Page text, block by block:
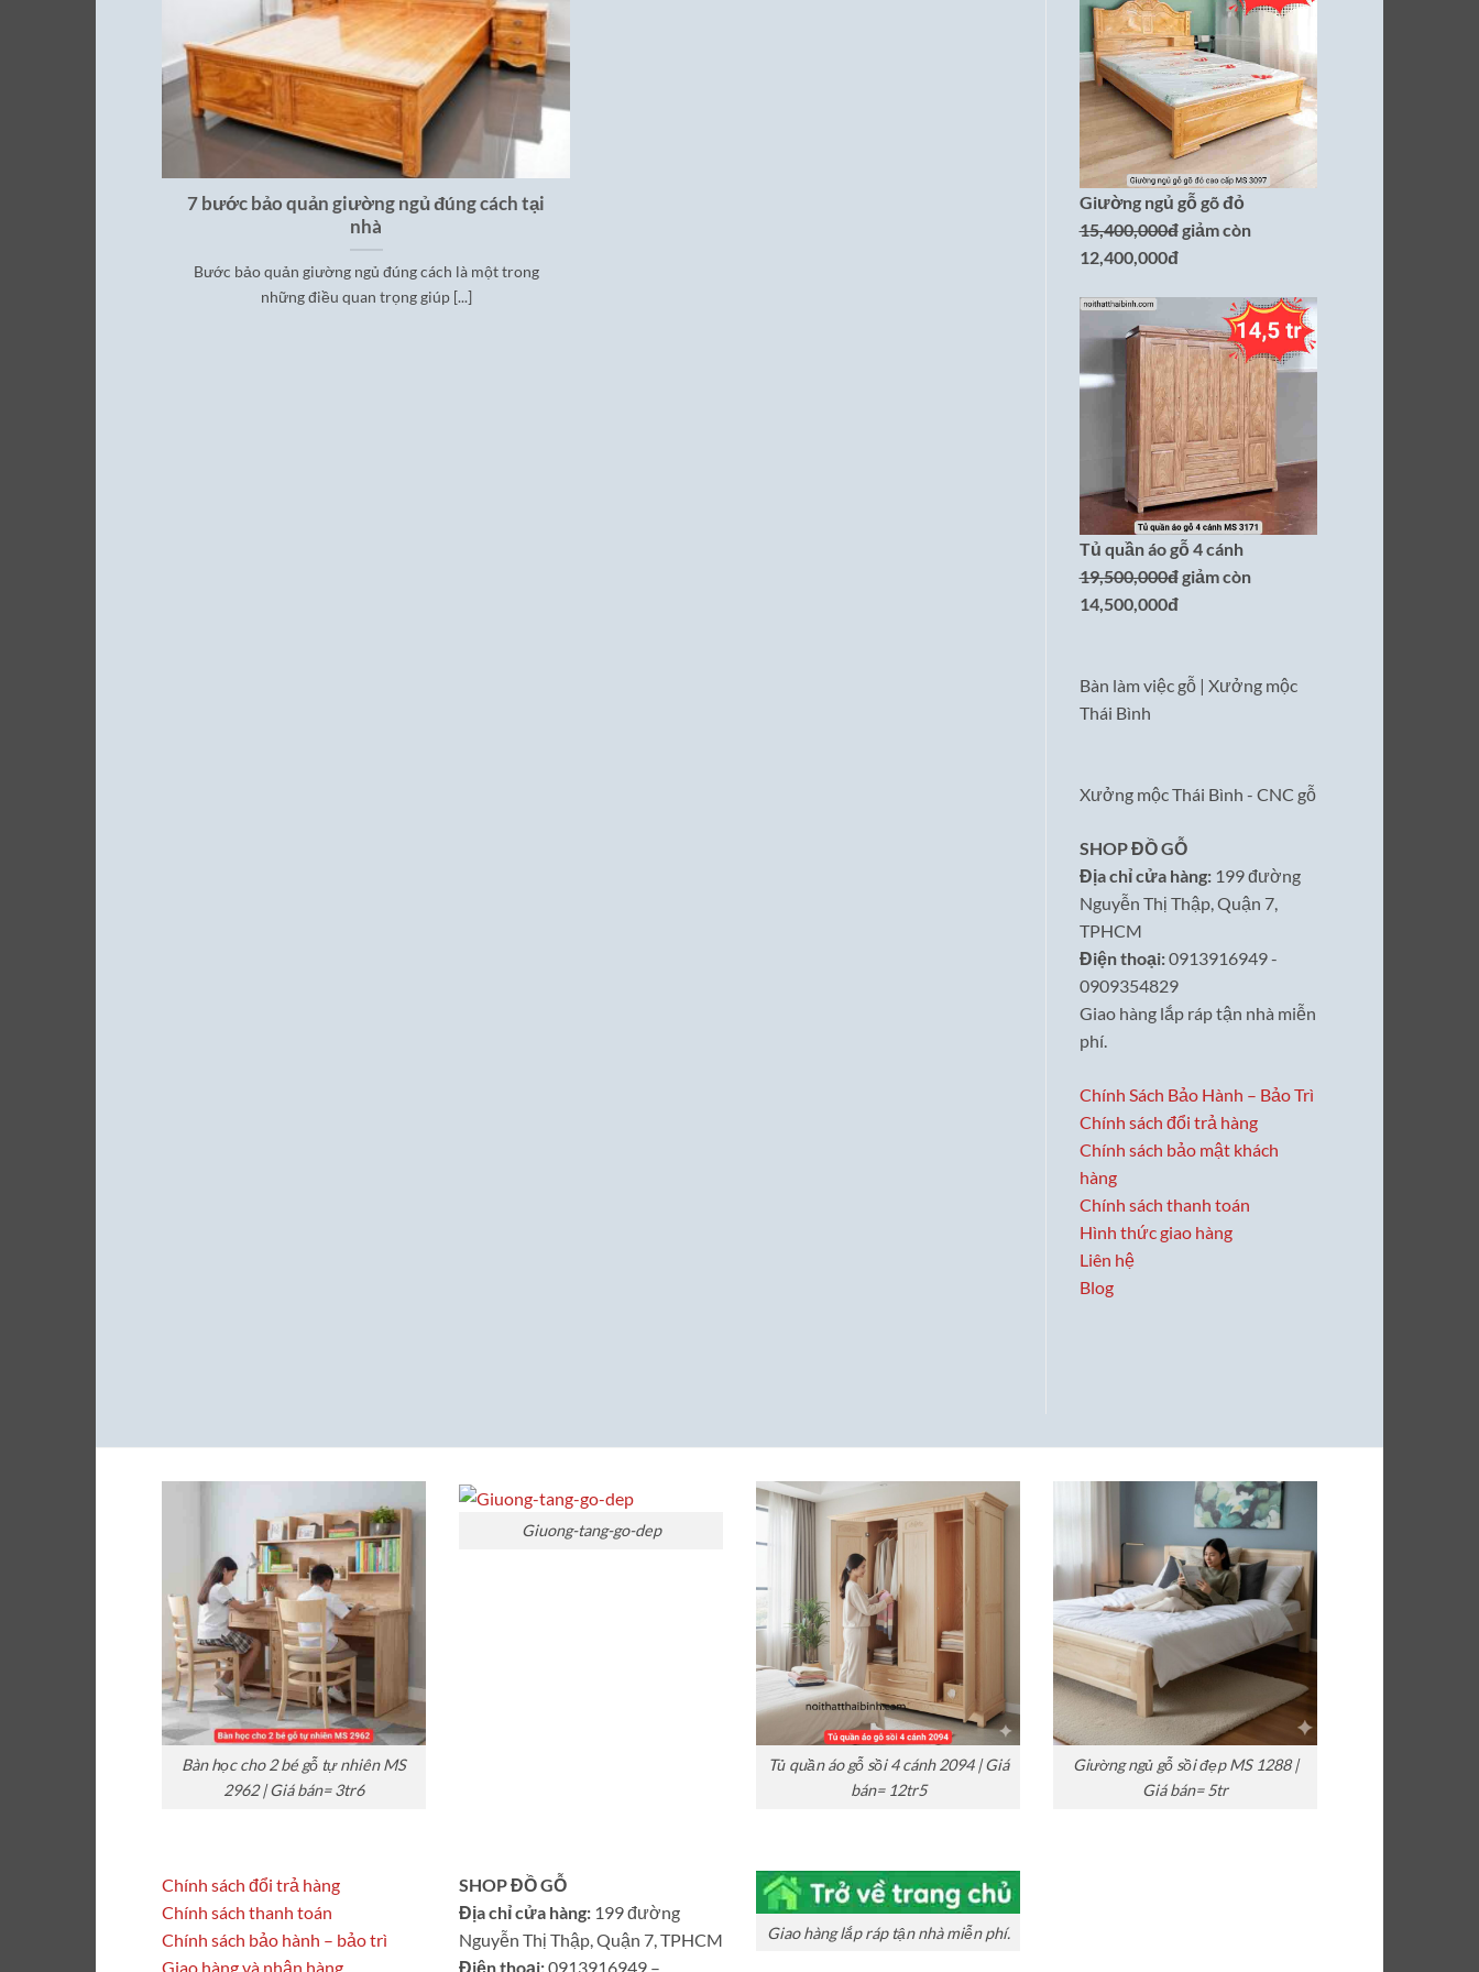
7 bước bảo quản giường ngủ đúng cách tại
nhà
Bước bảo quản giường ngủ đúng cách là một trong
những điều quan trọng giúp [...]
Giường ngủ gỗ gõ đỏ
15,400,000đgiảm còn
12,400,000đ
Tủ quần áo gỗ 4 cánh
19,500,000đgiảm còn
14,500,000đ
Bàn làm việc gỗ | Xưởng mộc
Thái Bình
Xưởng mộc Thái Bình - CNC gỗ
SHOP ĐỒ GỖ
Địa chỉ cửa hàng:199 đường
Nguyễn Thị Thập, Quận 7,
TPHCM
Điện thoại:0913916949 -
0909354829
Giao hàng lắp ráp tận nhà miễn
phí.
Chính Sách Bảo Hành – Bảo Trì
Chính sách đổi trả hàng
Chính sách bảo mật khách
hàng
Chính sách thanh toán
Hình thức giao hàng
Liên hệ
Blog
Bàn học cho 2 bé gỗ tự nhiên MS
2962 | Giá bán= 3tr6
Giuong-tang-go-dep
Tủ quần áo gỗ sồi 4 cánh 2094 | Giá
bán= 12tr5
Giường ngủ gỗ sồi đẹp MS 1288 |
Giá bán= 5tr
Chính sách đổi trả hàng
Chính sách thanh toán
Chính sách bảo hành – bảo trì
Giao hàng và nhận hàng
SHOP ĐỒ GỖ
Địa chỉ cửa hàng: 199 đường
Nguyễn Thị Thập, Quận 7, TPHCM
Điện thoại:0913916949 –
Giao hàng lắp ráp tận nhà miễn phí.